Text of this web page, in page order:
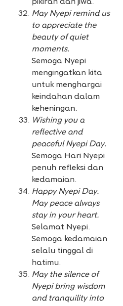
pikiran dan jiwa.
May Nyepi remind us
to appreciate the
beauty of quiet
moments.
Semoga Nyepi
mengingatkan kita
untuk menghargai
keindahan dalam
keheningan.
Wishing you a
reflective and
peaceful Nyepi Day.
Semoga Hari Nyepi
penuh refleksi dan
kedamaian.
Happy Nyepi Day.
May peace always
stay in your heart.
Selamat Nyepi.
Semoga kedamaian
selalu tinggal di
hatimu.
May the silence of
Nyepi bring wisdom
and tranquility into